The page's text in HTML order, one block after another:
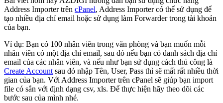
Address Importer trên cPanel, Address Importer có thể sử dụng để
tạo nhiều địa chỉ email hoặc sử dụng làm Forwarder trong tài khoản
của bạn.
Ví dụ: Bạn có 100 nhân viên trong văn phòng và bạn muốn mỗi
nhân viên có một địa chỉ email, sau đó nếu bạn có danh sách địa chỉ
email của các nhân viên, và nếu như bạn sử dụng cách thủ công là
Create Account sau đó nhập Tên, User, Pass thì sẽ mất rất nhiều thời
gian của bạn. Với Address Importer trên cPanel sẽ giúp bạn import
file có sẳn với định dạng csv, xls. Để thực hiện hãy theo dõi các
bước sau của mình nhé.